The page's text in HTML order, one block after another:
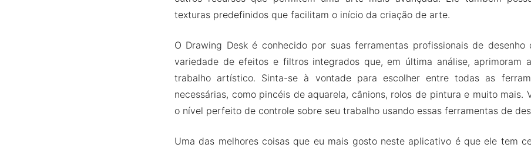
Versão Mod APK de Drawing Desk
Baixe Drawing Desk Apk & MOD para Android 2024
texturas predefinidos que facilitam o início da criação de arte.
O Drawing Desk é conhecido por suas ferramentas profissionais de desenho
variedade de efeitos e filtros integrados que, em última análise, aprimoram
trabalho artístico. Sinta-se à vontade para escolher entre todas as
necessárias, como pincéis de aquarela, cânions, rolos de pintura e muito mais.
o nível perfeito de controle sobre seu trabalho usando essas ferramentas de
Uma das melhores coisas que eu mais gosto neste aplicativo é que ele tem